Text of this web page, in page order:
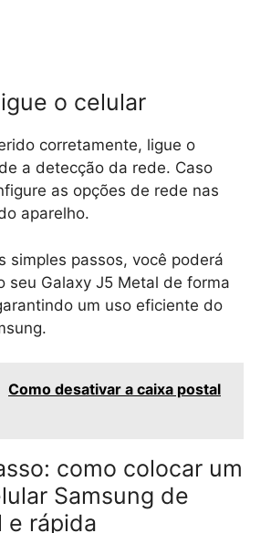
o celular
corretamente, ligue o
a detecção da rede. Caso
as opções de rede nas
aparelho.
simples passos, você poderá
seu Galaxy J5 Metal de forma
um uso eficiente do
Como desativar a caixa postal
como colocar um
Samsung de
e rápida